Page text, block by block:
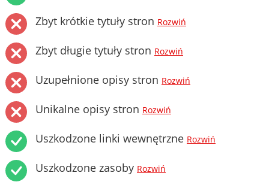
Zbyt krótkie tytuły stron Rozwiń
Zbyt długie tytuły stron Rozwiń
Uzupełnione opisy stron Rozwiń
Unikalne opisy stron Rozwiń
Uszkodzone linki wewnętrzne Rozwiń
Uszkodzone zasoby Rozwiń